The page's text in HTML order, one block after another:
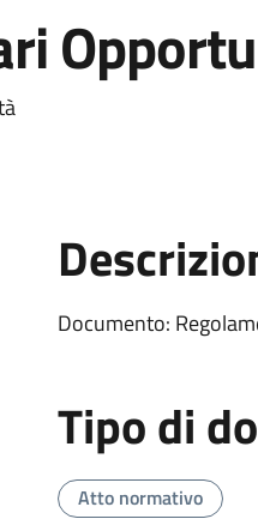
Documento:
Tipo di
Atto normativo